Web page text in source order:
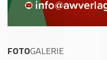
FOTOGALERIE